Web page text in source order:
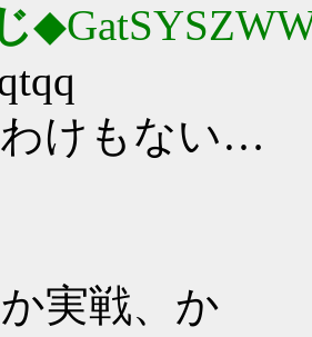
けもない…
実戦、か